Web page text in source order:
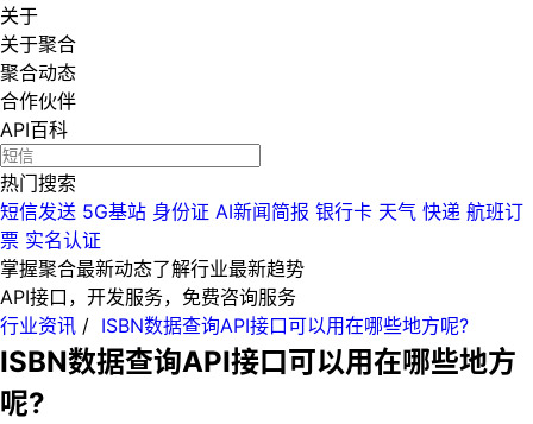
关于
关于聚合
聚合动态
合作伙伴
API百科
热门搜索
短信发送 5G基站 身份证 AI新闻简报 银行卡 天气 快递 航班订
票 实名认证
掌握聚合最新动态了解行业最新趋势
API接口，开发服务，免费咨询服务
行业资讯 / ISBN数据查询API接口可以用在哪些地方呢?
ISBN数据查询API接口可以用在哪些地方
呢?